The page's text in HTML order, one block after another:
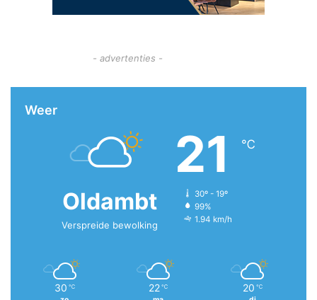
- advertenties -
Weer
Oldambt
Verspreide bewolking
21 ℃
30º - 19º
99%
1.94 km/h
30 ℃ 22 ℃ 20 ℃